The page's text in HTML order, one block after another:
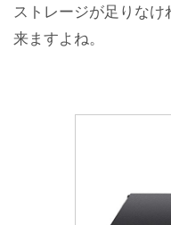
ストレージが足りなけ
来ますよね。